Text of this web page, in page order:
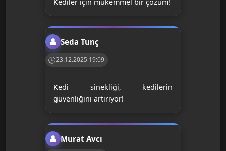
Seda Tunç
23.12.2025 19:09
Kedi sinekliği, kedilerin
güvenliğini artırıyor!
Murat Avcı